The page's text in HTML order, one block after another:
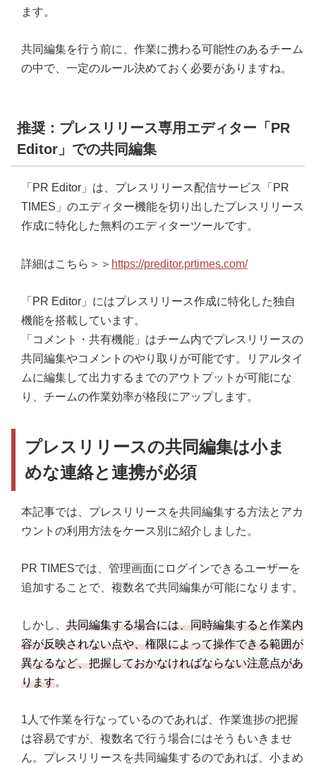
ます。
共同編集を行う前に、作業に携わる可能性のあるチーム
の中で、一定のルール決めておく必要がありますね。
推奨：プレスリリース専用エディター「PR
Editor」での共同編集
「PR Editor」は、プレスリリース配信サービス「PR
TIMES」のエディター機能を切り出したプレスリリース
作成に特化した無料のエディターツールです。
詳細はこちら＞＞ https://preditor.prtimes.com/
「PR Editor」にはプレスリリース作成に特化した独自
機能を搭載しています。
「コメント・共有機能」はチーム内でプレスリリースの
共同編集やコメントのやり取りが可能です。リアルタイ
ムに編集して出力するまでのアウトプットが可能にな
り、チームの作業効率が格段にアップします。
プレスリリースの共同編集は小ま
めな連絡と連携が必須
本記事では、プレスリリースを共同編集する方法とアカ
ウントの利用方法をケース別に紹介しました。
PR TIMESでは、管理画面にログインできるユーザーを
追加することで、複数名で共同編集が可能になります。
しかし、 共同編集する場合には、同時編集すると作業内
容が反映されない点や、権限によって操作できる範囲が
異なるなど、把握しておかなければならない注意点があ
ります。
1人で作業を行なっているのであれば、作業進捗の把握
は容易ですが、複数名で行う場合にはそうもいきませ
ん。プレスリリースを共同編集するのであれば、小まめ